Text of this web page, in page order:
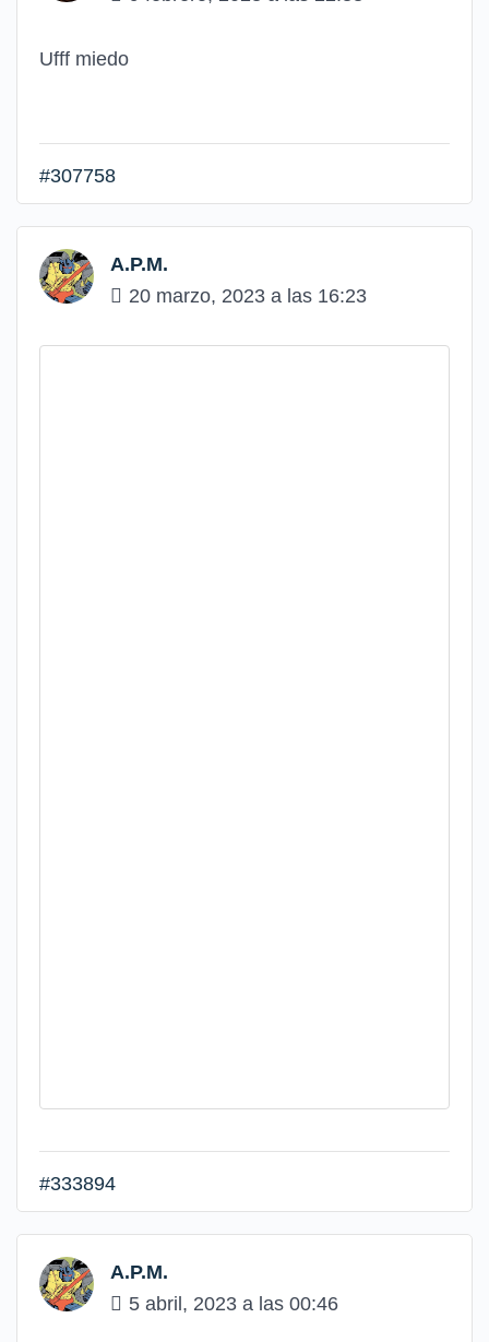
Ufff miedo
#307758
A.P.M.
20 marzo, 2023 a las 16:23
#333894
A.P.M.
5 abril, 2023 a las 00:46